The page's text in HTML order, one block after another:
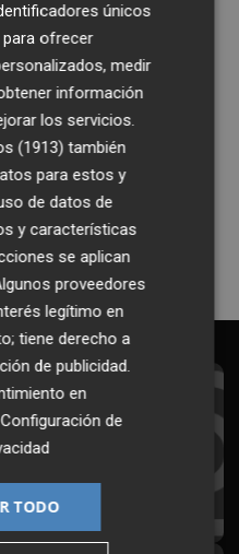
de
tu correo
Boletín
hora en tu email
únicos
para ofrecer
medir
información
los servicios.
(1913) también
para estos y
de datos de
y características
se aplican
proveedores
legítimo en
tiene derecho a
de publicidad.
en
Configuración de
TODO